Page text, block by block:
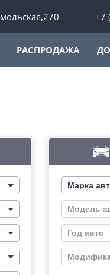
+7
РАСПРОДАЖА
Марка
Модель
Год авто